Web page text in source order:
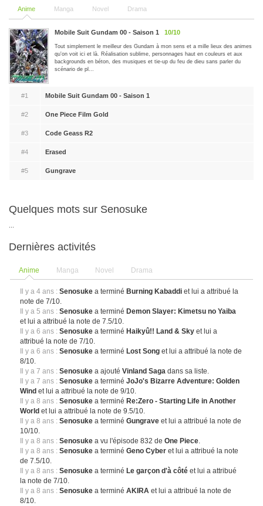
Anime Manga Novel Drama
Mobile Suit Gundam 00 - Saison 1 10/10
Tout simplement le meilleur des Gundam à mon sens et a mille lieux des animes
qu'on voit ici et là. Réalisation sublime, personnages haut en couleurs et aux
backgrounds en béton, des musiques et tie-up du feu de dieu sans parler du
scénario de pl...
#1 Mobile Suit Gundam 00 - Saison 1
#2 One Piece Film Gold
#3 Code Geass R2
#4 Erased
#5 Gungrave
Quelques mots sur Senosuke
Dernières activités
Anime Manga Novel Drama
Il y a 4 ans : Senosuke a terminé Burning Kabaddi et lui a attribué la
note de 7/10.
Il y a 5 ans : Senosuke a terminé Demon Slayer: Kimetsu no Yaiba
et lui a attribué la note de 7.5/10.
Il y a 6 ans : Senosuke a terminé Haikyû!! Land & Sky et lui a
attribué la note de 7/10.
Il y a 6 ans : Senosuke a terminé Lost Song et lui a attribué la note de
8/10.
Il y a 7 ans : Senosuke a ajoutéVinland Saga dans sa liste.
Il y a 7 ans : Senosuke a terminéJoJo's Bizarre Adventure: Golden
Wind et lui a attribué la note de 9/10.
Il y a 8 ans : Senosuke a terminé Re:Zero - Starting Life in Another
World et lui a attribué la note de 9.5/10.
Il y a 8 ans : Senosuke a terminéGungrave et lui a attribué la note de
10/10.
Il y a 8 ans : Senosuke a vu l'épisode 832 deOne Piece.
Il y a 8 ans : Senosuke a terminéGeno Cyber et lui a attribué la note
de 7.5/10.
Il y a 8 ans : Senosuke a terminé Le garçon d'à côté et lui a attribué
la note de 7/10.
Il y a 8 ans : Senosuke a terminéAKIRA et lui a attribué la note de
8/10.